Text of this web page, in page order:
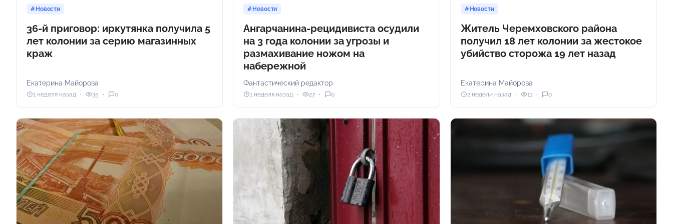
Новости
36-й приговор: иркутянка получила 5
лет колонии за серию магазинных
краж
Екатерина Майорова
1 неделя назад 35 0
Новости
Ангарчанина-рецидивиста осудили
на 3 года колонии за угрозы и
размахивание ножом на
набережной
Фантастический редактор
1 неделя назад 27 0
Новости
Житель Черемховского района
получил 18 лет колонии за жестокое
убийство сторожа 19 лет назад
Екатерина Майорова
2 недели назад 11 0